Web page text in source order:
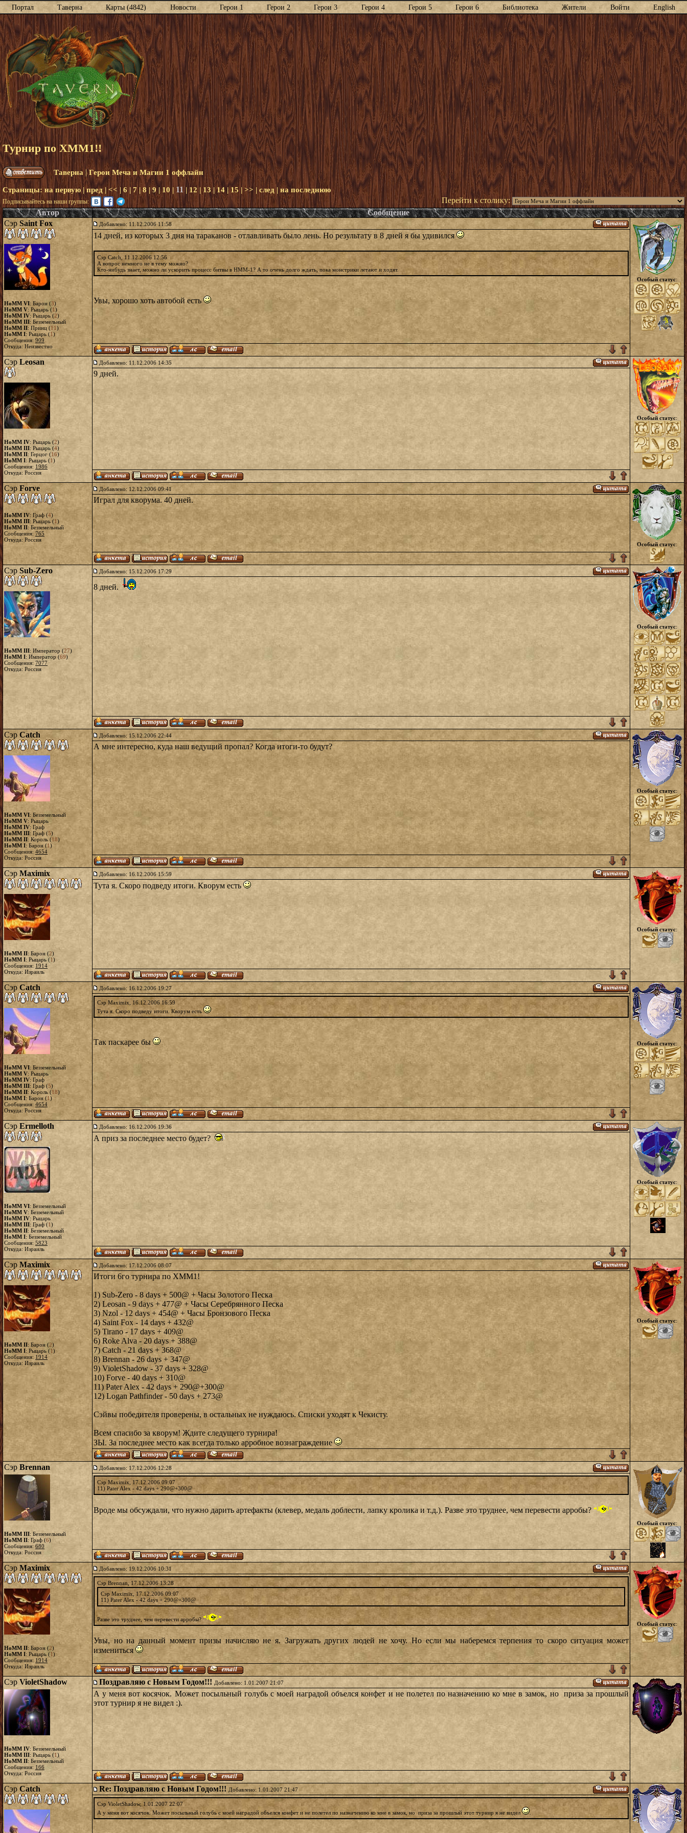
Портал Таверна Карты (4842) Новости Герои 1 Герои 2 Герои 3 Герои 4 Герои 5 Герои 6 Библиотека Жители Войти English
Турнир по ХММ1!!
Таверна|Герои Меча и Магии 1 оффлайн
Страницы: на первую|пред|<< | 6 | 7| 8 |9|10 | 11 |12 |13|14 |15 |>> | след | на последнюю
Подписывайтесь на наши группы:
Перейти к столику:
Автор
Сообщение
Сэр Saint Fox
HoMM VI: Барон (3)
HoMM V: Рыцарь (1)
HoMM IV: Рыцарь (2)
HoMM III: Безземельный
HoMM II: Принц (11)
HoMM I: Рыцарь (1)
Сообщения: 909
Откуда: Неизвестно
Добавлено: 11.12.2006 11:58
14 дней, из которых 3 дня на тараканов - отлавливать было лень. Но результату в 8 дней я бы удивился
Сэр Catch, 11.12.2006 12:56
А вопрос немного не в тему можно?
Кто-нибудь знает, можно ли ускорить процесс битвы в НММ-1? А то очень долго ждать, пока монстрики летают и ходят.
Увы, хорошо хоть автобой есть
Особый статус:
Сэр Leosan
HoMM IV: Рыцарь (2)
HoMM III: Рыцарь (4)
HoMM II: Герцог (16)
HoMM I: Рыцарь (1)
Сообщения: 1986
Откуда: Россия
Добавлено: 11.12.2006 14:35
9 дней.
Особый статус:
Сэр Forve
HoMM IV: Граф (4)
HoMM III: Рыцарь (1)
HoMM II: Безземельный
Сообщения: 765
Откуда: Россия
Добавлено: 12.12.2006 09:41
Играл для кворума. 40 дней.
Особый статус:
Сэр Sub-Zero
HoMM III: Император (27)
HoMM I: Император (69)
Сообщения: 7077
Откуда: Россия
Добавлено: 15.12.2006 17:29
8 дней.
Особый статус:
Сэр Catch
HoMM VI: Безземельный
HoMM V: Рыцарь
HoMM IV: Граф
HoMM III: Граф (5)
HoMM II: Король (18)
HoMM I: Барон (1)
Сообщения: 4654
Откуда: Россия
Добавлено: 15.12.2006 22:44
А мне интересно, куда наш ведущий пропал? Когда итоги-то будут?
Особый статус:
Сэр Maximix
HoMM II: Барон (2)
HoMM I: Рыцарь (1)
Сообщения: 1914
Откуда: Израиль
Добавлено: 16.12.2006 15:59
Тута я. Скоро подведу итоги. Кворум есть
Особый статус:
Сэр Catch
HoMM VI: Безземельный
HoMM V: Рыцарь
HoMM IV: Граф
HoMM III: Граф (5)
HoMM II: Король (18)
HoMM I: Барон (1)
Сообщения: 4654
Откуда: Россия
Добавлено: 16.12.2006 19:27
Сэр Maximix, 16.12.2006 16:59
Тута я. Скоро подведу итоги. Кворум есть
Так паскарее бы Особый статус:
Сэр Ermelloth
HoMM VI: Безземельный
HoMM V: Безземельный
HoMM IV: Рыцарь
HoMM III: Граф (1)
HoMM II: Безземельный
HoMM I: Безземельный
Сообщения: 5823
Откуда: Израиль
Добавлено: 16.12.2006 19:36
А приз за последнее место будет?
Особый статус:
Сэр Maximix
HoMM II: Барон (2)
HoMM I: Рыцарь (1)
Сообщения: 1914
Откуда: Израиль
Добавлено: 17.12.2006 08:07
Итоги 6го турнира по ХММ1!
1) Sub-Zero - 8 days + 500@ + Часы Золотого Песка
2) Leosan - 9 days + 477@ + Часы Серебрянного Песка
3) Nzol - 12 days + 454@ + Часы Бронзового Песка
4) Saint Fox - 14 days + 432@
5) Tirano - 17 days + 409@
6) Roke Alva - 20 days + 388@
7) Catch - 21 days + 368@
8) Brennan - 26 days + 347@
9) VioletShadow - 37 days + 328@
10) Forve - 40 days + 310@
11) Pater Alex - 42 days + 290@+300@
12) Logan Pathfinder - 50 days + 273@
Сэйвы победителя проверены, в остальных не нуждаюсь. Списки уходят к Чекисту.
Всем спасибо за кворум! Ждите следущего турнира!
ЗЫ. За последнее место как всегда только арробное вознаграждение
Особый статус:
Сэр Brennan
HoMM III: Безземельный
HoMM II: Граф (6)
Сообщения:680
Откуда: Россия
Добавлено: 17.12.2006 12:28
Сэр Maximix, 17.12.2006 09:07
11) Pater Alex - 42 days + 290@+300@
Вроде мы обсуждали, что нужно дарить артефакты (клевер, медаль доблести, лапку кролика и т.д.). Разве это труднее, чем перевести арробы?
Особый статус:
Сэр Maximix
HoMM II: Барон (2)
HoMM I: Рыцарь (1)
Сообщения: 1914
Откуда: Израиль
Добавлено: 19.12.2006 10:31
Сэр Brennan, 17.12.2006 13:28
Сэр Maximix, 17.12.2006 09:07
11) Pater Alex - 42 days + 290@+300@
Разве это труднее, чем перевести арробы?
Увы, но на данный момент призы начисляю не я. Загружать других людей не хочу. Но если мы наберемся терпения то скоро ситуация может
измениться
Особый статус:
Сэр VioletShadow
HoMM IV: Безземельный
HoMM III: Рыцарь (1)
HoMM II: Безземельный
Сообщения: 166
Откуда: Россия
Поздравляю с Новым Годом!!! Добавлено: 1.01.2007 21:07
А у меня вот косячок. Может посыльный голубь с моей наградой объелся конфет и не полетел по назначению ко мне в замок, но приза за прошлый
этот турнир я не видел :).
Сэр Catch Re: Поздравляю с Новым Годом!!! Добавлено: 1.01.2007 21:47
Сэр VioletShadow, 1.01.2007 22:07
А у меня вот косячок. Может посыльный голубь с моей наградой объелся конфет и не полетел по назначению ко мне в замок, но приза за прошлый этот турнир я не видел